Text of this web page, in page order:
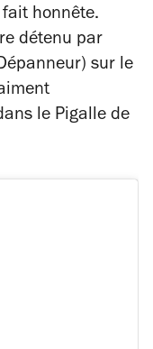
honnête.
détenu par
sur le
le Pigalle de